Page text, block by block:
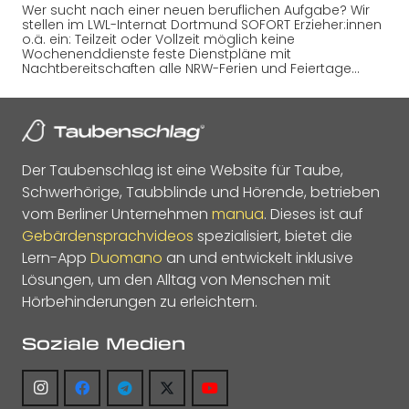
Wer sucht nach einer neuen beruflichen Aufgabe? Wir
stellen im LWL-Internat Dortmund SOFORT Erzieher:innen
o.ä. ein: Teilzeit oder Vollzeit möglich keine
Wochenenddienste feste Dienstpläne mit
Nachtbereitschaften alle NRW-Ferien und Feiertage…
Der Taubenschlag ist eine Website für Taube,
Schwerhörige, Taubblinde und Hörende, betrieben
vom Berliner Unternehmen manua. Dieses ist auf
Gebärdensprachvideos spezialisiert, bietet die
Lern-App Duomano an und entwickelt inklusive
Lösungen, um den Alltag von Menschen mit
Hörbehinderungen zu erleichtern.
Soziale Medien